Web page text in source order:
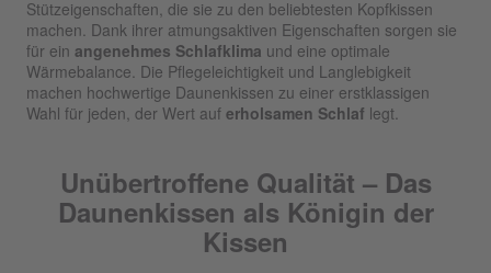
Stützeigenschaften, die sie zu den beliebtesten Kopfkissen
machen. Dank ihrer atmungsaktiven Eigenschaften sorgen sie
für ein angenehmes Schlafklima und eine optimale
Wärmebalance. Die Pflegeleichtigkeit und Langlebigkeit
machen hochwertige Daunenkissen zu einer erstklassigen
Wahl für jeden, der Wert auf erholsamen Schlaf legt.
Unübertroffene Qualität – Das
Daunenkissen als Königin der
Kissen